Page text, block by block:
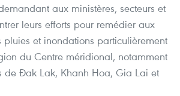
aux ministères, secteurs et
leurs efforts pour remédier aux
pluies et inondations particulièrement
du Centre méridional, notamment
de Đak Lak, Khanh Hoa, Gia Lai et